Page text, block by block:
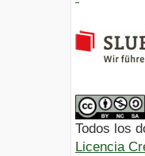
Todos los
Licencia